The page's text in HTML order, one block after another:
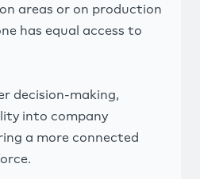
areas or on production
has equal access to
decision-making,
into company
a more connected